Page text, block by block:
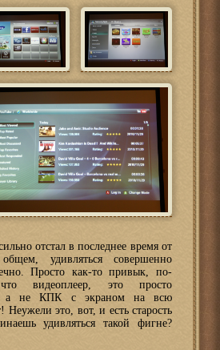
отстал в последнее время от
удивляться совершенно
Просто как-то привык, по-
видеоплеер, это просто
а не КПК с экраном на всю
Неужели это, вот, и есть старость
удивляться такой фигне?